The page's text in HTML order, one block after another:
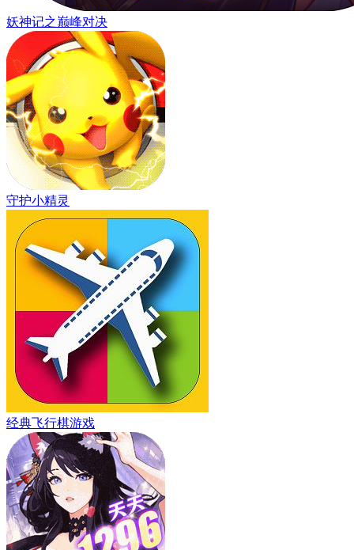
妖神记之巅峰对决
守护小精灵
经典飞行棋游戏